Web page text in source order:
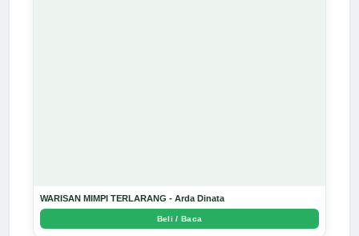
WARISAN MIMPI TERLARANG - Arda Dinata
Beli / Baca